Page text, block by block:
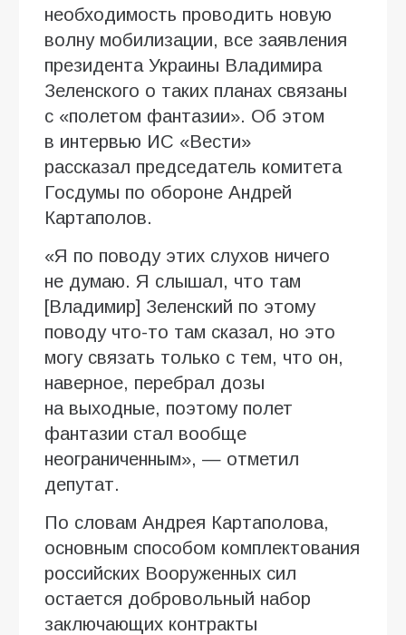
необходимость проводить новую
волну мобилизации, все заявления
президента Украины Владимира
Зеленского о таких планах связаны
с «полетом фантазии». Об этом
в интервью ИC «Вести»
рассказал председатель комитета
Госдумы по обороне Андрей
Картаполов.
«Я по поводу этих слухов ничего
не думаю. Я слышал, что там
[Владимир] Зеленский по этому
поводу что-то там сказал, но это
могу связать только с тем, что он,
наверное, перебрал дозы
на выходные, поэтому полет
фантазии стал вообще
неограниченным», — отметил
депутат.
По словам Андрея Картаполова,
основным способом комплектования
российских Вооруженных сил
остается добровольный набор
заключающих контракты